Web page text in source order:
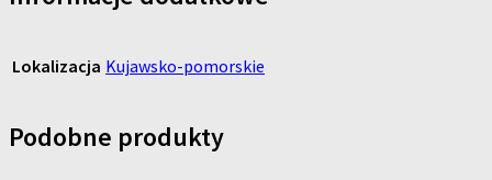
Lokalizacja Kujawsko-pomorskie
Podobne produkty